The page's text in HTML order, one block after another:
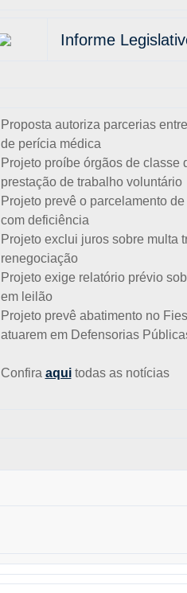
Informe
Proposta autoriza parcerias
de perícia médica
Projeto proíbe órgãos de classe
prestação de trabalho voluntário
Projeto prevê o parcelamento
com deficiência
Projeto exclui juros sobre multa
renegociação
Projeto exige relatório prévio
em leilão
Projeto prevê abatimento no
atuarem em Defensorias
Confira aquitodas as notícias